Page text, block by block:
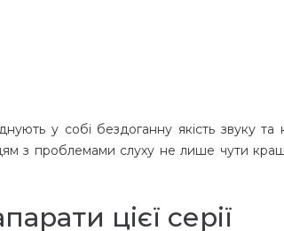
у собі бездоганну якість звуку та
з проблемами слуху не лише чути
цієї серії